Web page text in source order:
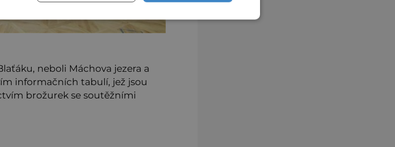
neboli Máchova jezera a
informačních tabulí, jež jsou
brožurek se soutěžními